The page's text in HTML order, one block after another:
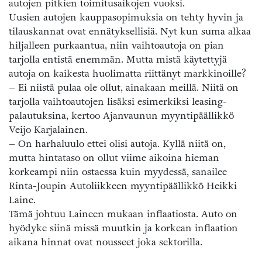
autojen pitkien toimitusaikojen vuoksi.
Uusien autojen kauppasopimuksia on tehty hyvin ja
tilauskannat ovat ennätyksellisiä. Nyt kun suma alkaa
hiljalleen purkaantua, niin vaihtoautoja on pian
tarjolla entistä enemmän. Mutta mistä käytettyjä
autoja on kaikesta huolimatta riittänyt markkinoille?
– Ei niistä pulaa ole ollut, ainakaan meillä. Niitä on
tarjolla vaihtoautojen lisäksi esimerkiksi leasing-
palautuksina, kertoo Ajanvaunun myyntipäällikkö
Veijo Karjalainen.
– On harhaluulo ettei olisi autoja. Kyllä niitä on,
mutta hintataso on ollut viime aikoina hieman
korkeampi niin ostaessa kuin myydessä, sanailee
Rinta-Joupin Autoliikkeen myyntipäällikkö Heikki
Laine.
Tämä johtuu Laineen mukaan inflaatiosta. Auto on
hyödyke siinä missä muutkin ja korkean inflaation
aikana hinnat ovat nousseet joka sektorilla.